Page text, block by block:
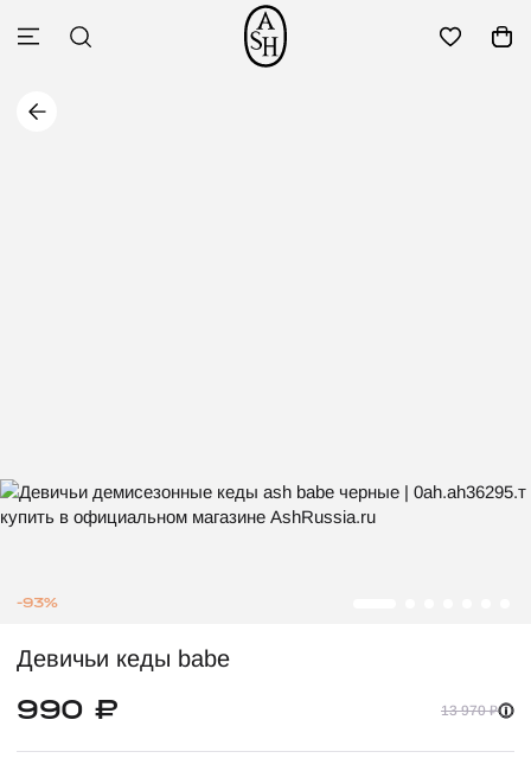
-93%
Девичьи кеды babe
990 ₽ 13 970 ₽